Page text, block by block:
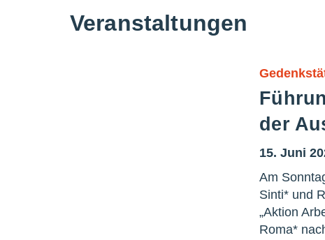
Veranstaltungen
der
15. Juni
Am
Sinti* und
„Aktion
Roma*